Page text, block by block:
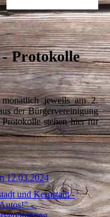
Protokolle
jeweils am 2.
der Bürgervereinigung
stehen hier für
12.03.2024
und Kernstadt -
-